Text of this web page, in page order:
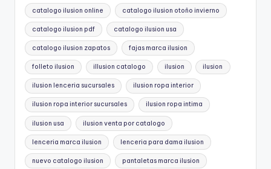
catalogo ilusion online catalogo ilusion otoño invierno
catalogo ilusion pdf catalogo ilusion usa
catalogo ilusion zapatos fajas marca ilusion
folleto ilusion illusion catalogo ilusion ilusion
ilusion lenceria sucursales ilusion ropa interior
ilusion ropa interior sucursales ilusion ropa intima
ilusion usa ilusion venta por catalogo
lenceria marca ilusion lenceria para dama ilusion
nuevo catalogo ilusion pantaletas marca ilusion